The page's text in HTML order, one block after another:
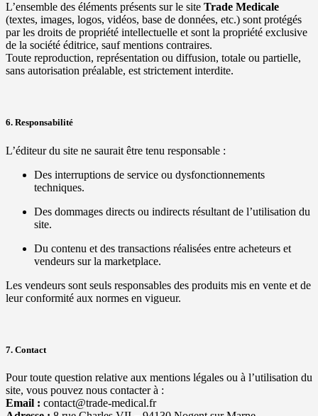
L’ensemble des éléments présents sur le site Trade Medicale
(textes, images, logos, vidéos, base de données, etc.) sont protégés
par les droits de propriété intellectuelle et sont la propriété exclusive
de la société éditrice, sauf mentions contraires.
Toute reproduction, représentation ou diffusion, totale ou partielle,
sans autorisation préalable, est strictement interdite.
6. Responsabilité
L’éditeur du site ne saurait être tenu responsable :
Des interruptions de service ou dysfonctionnements
techniques.
Des dommages directs ou indirects résultant de l’utilisation du
site.
Du contenu et des transactions réalisées entre acheteurs et
vendeurs sur la marketplace.
Les vendeurs sont seuls responsables des produits mis en vente et de
leur conformité aux normes en vigueur.
7. Contact
Pour toute question relative aux mentions légales ou à l’utilisation du
site, vous pouvez nous contacter à :
Email : contact@trade-medical.fr